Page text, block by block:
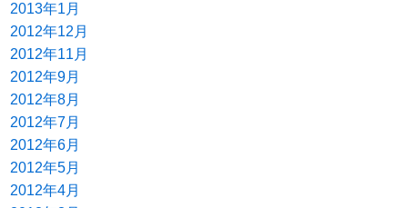
2013年1月
2012年12月
2012年11月
2012年9月
2012年8月
2012年7月
2012年6月
2012年5月
2012年4月